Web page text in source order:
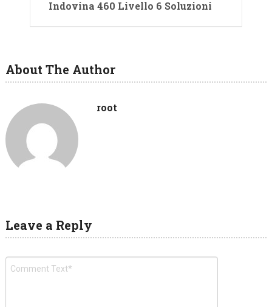
Indovina 460 Livello 6 Soluzioni
About The Author
root
Leave a Reply